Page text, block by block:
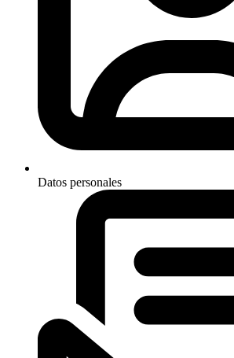
Datos personales